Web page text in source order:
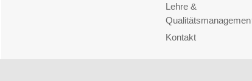
Lehre &
Qualitätsmanagement
Kontakt